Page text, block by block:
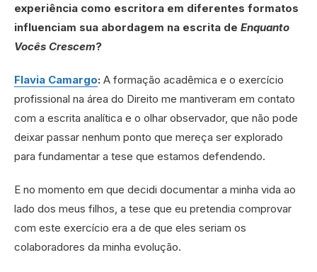
experiência como escritora em diferentes formatos
influenciam sua abordagem na escrita de Enquanto
Vocês Crescem?
Flavia Camargo: A formação acadêmica e o exercício
profissional na área do Direito me mantiveram em contato
com a escrita analítica e o olhar observador, que não pode
deixar passar nenhum ponto que mereça ser explorado
para fundamentar a tese que estamos defendendo.
E no momento em que decidi documentar a minha vida ao
lado dos meus filhos, a tese que eu pretendia comprovar
com este exercício era a de que eles seriam os
colaboradores da minha evolução.